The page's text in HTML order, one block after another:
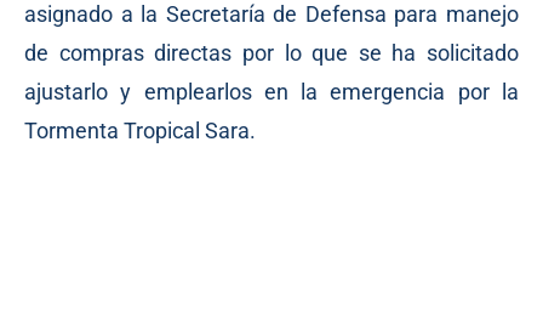
asignado a la Secretaría de Defensa para manejo
de compras directas por lo que se ha solicitado
ajustarlo y emplearlos en la emergencia por la
Tormenta Tropical Sara.